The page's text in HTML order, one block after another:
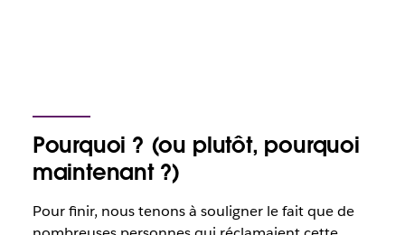
Pourquoi ? (ou plutôt, pourquoi
maintenant ?)
Pour finir, nous tenons à souligner le fait que de